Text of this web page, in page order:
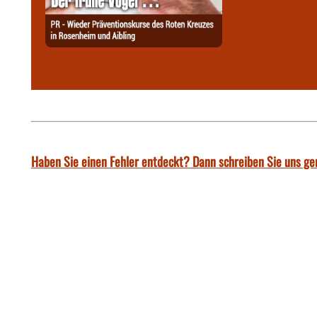
Haben Sie einen Fehler entdeckt? Dann schreiben Sie uns